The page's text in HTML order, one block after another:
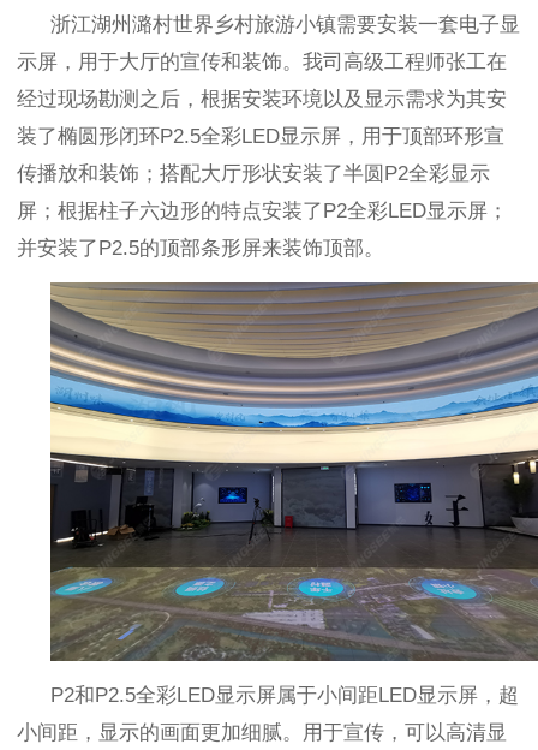
浙江湖州潞村世界乡村旅游小镇需要安装一套电子显
示屏，用于大厅的宣传和装饰。我司高级工程师张工在
经过现场勘测之后，根据安装环境以及显示需求为其安
装了椭圆形闭环P2.5全彩LED显示屏，用于顶部环形宣
传播放和装饰；搭配大厅形状安装了半圆 P2全彩显示
屏；根据柱子六边形的特点安装了P2全彩LED显示屏；
并安装了P2.5的顶部条形屏来装饰顶部。
P2和P2.5全彩LED显示屏属于小间距LED显示屏，超
小间距，显示的画面更加细腻。用于宣传，可以高清显